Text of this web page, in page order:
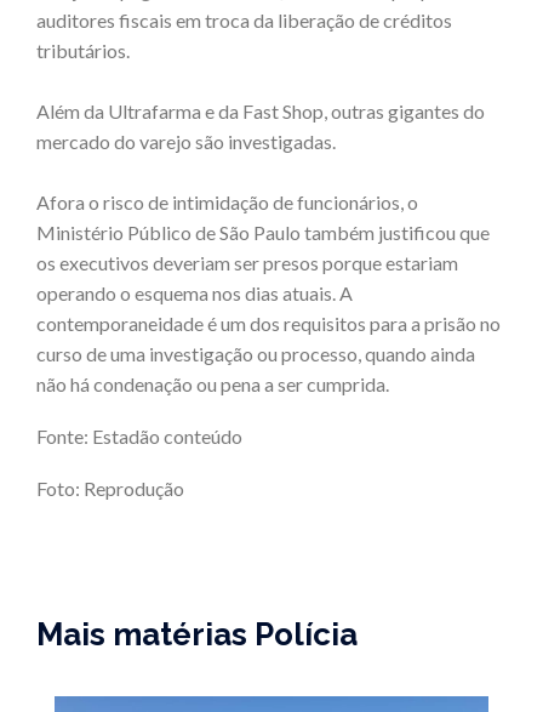
auditores fiscais em troca da liberação de créditos
tributários.
Além da Ultrafarma e da Fast Shop, outras gigantes do
mercado do varejo são investigadas.
Afora o risco de intimidação de funcionários, o
Ministério Público de São Paulo também justificou que
os executivos deveriam ser presos porque estariam
operando o esquema nos dias atuais. A
contemporaneidade é um dos requisitos para a prisão no
curso de uma investigação ou processo, quando ainda
não há condenação ou pena a ser cumprida.
Fonte: Estadão conteúdo
Foto: Reprodução
Mais matérias Polícia